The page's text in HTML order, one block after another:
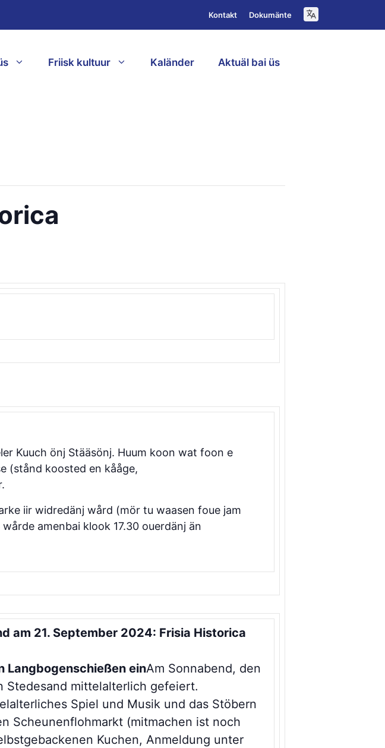
Kontakt Dokumänte
Friisk kultuur Kaländer Aktuäl bai üs
Kuuch önj Stääsönj. Huum koon wat foon e
(stånd koosted en kååge,
iir widredänj wård (mör tu waasen foue jam
amenbai klook 17.30 ouerdänj än
am 21. September 2024: Frisia Historica
Langbogenschießen einAm Sonnabend, den
Stedesand mittelalterlich gefeiert.
Spiel und Musik und das Stöbern
Scheunenflohmarkt (mitmachen ist noch
Kuchen, Anmeldung unter